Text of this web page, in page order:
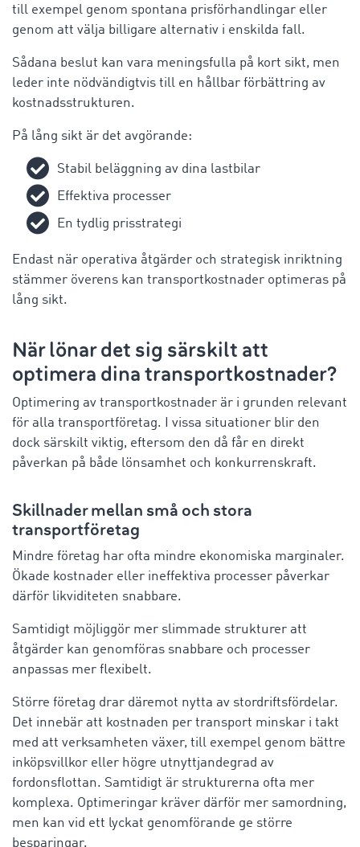
till exempel genom spontana prisförhandlingar eller
genom att välja billigare alternativ i enskilda fall.
Sådana beslut kan vara meningsfulla på kort sikt, men
leder inte nödvändigtvis till en hållbar förbättring av
kostnadsstrukturen.
På lång sikt är det avgörande:
Stabil beläggning av dina lastbilar
Effektiva processer
En tydlig prisstrategi
Endast när operativa åtgärder och strategisk inriktning
stämmer överens kan transportkostnader optimeras på
lång sikt.
När lönar det sig särskilt att
optimera dina transportkostnader?
Optimering av transportkostnader är i grunden relevant
för alla transportföretag. I vissa situationer blir den
dock särskilt viktig, eftersom den då får en direkt
påverkan på både lönsamhet och konkurrenskraft.
Skillnader mellan små och stora
transportföretag
Mindre företag har ofta mindre ekonomiska marginaler.
Ökade kostnader eller ineffektiva processer påverkar
därför likviditeten snabbare.
Samtidigt möjliggör mer slimmade strukturer att
åtgärder kan genomföras snabbare och processer
anpassas mer flexibelt.
Större företag drar däremot nytta av stordriftsfördelar.
Det innebär att kostnaden per transport minskar i takt
med att verksamheten växer, till exempel genom bättre
inköpsvillkor eller högre utnyttjandegrad av
fordonsflottan. Samtidigt är strukturerna ofta mer
komplexa. Optimeringar kräver därför mer samordning,
men kan vid ett lyckat genomförande ge större
besparingar.